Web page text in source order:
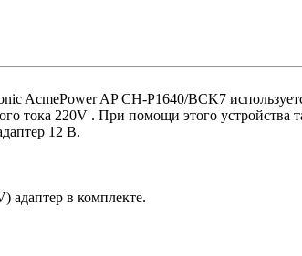
AcmePower AP CH-P1640/BCK7
тока 220V . При помощи этого устройства
12 В.
адаптер в комплекте.